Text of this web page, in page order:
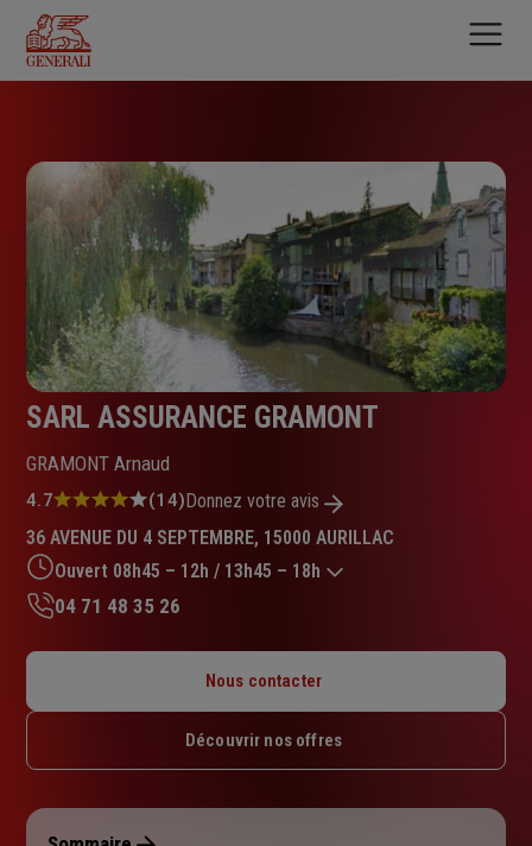
contenu
principal
SARL ASSURANCE GRAMONT
GRAMONT Arnaud
Note
4.7
sur
5
étoiles
4.7 (14)Donnez votre avis
36 AVENUE DU 4 SEPTEMBRE, 15000 AURILLAC
Ouvert 08h45 – 12h / 13h45 – 18h
Mardi : 08h45 – 12h / 13h45 – 18h
Jeudi : 08h45 – 12h / 13h45 – 18h
Dimanche : Fermé
04 71 48 35 26
Nous contacter
Découvrir nos offres